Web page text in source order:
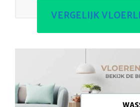
VERGELIJK